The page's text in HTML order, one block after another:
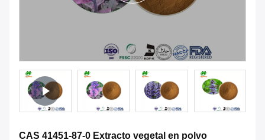
CAS 41451-87-0 Extracto vegetal en polvo